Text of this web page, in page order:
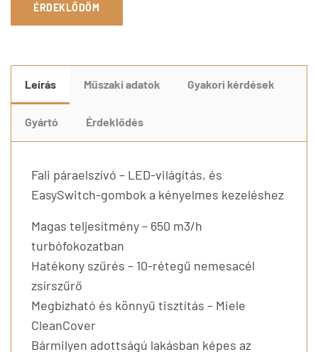
ÉRDEKLŐDÖM
Leírás Műszaki adatok Gyakori kérdések
Gyártó Érdeklődés
Fali páraelszívó – LED-világítás, és
EasySwitch-gombok a kényelmes kezeléshez
Magas teljesítmény – 650 m3/h
turbófokozatban
Hatékony szűrés – 10-rétegű nemesacél
zsírszűrő
Megbízható és könnyű tisztítás – Miele
CleanCover
Bármilyen adottságú lakásban képes az